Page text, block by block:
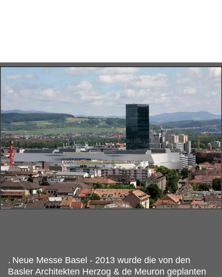
. Neue Messe Basel - 2013 wurde die von den
Basler Architekten Herzog & de Meuron geplanten